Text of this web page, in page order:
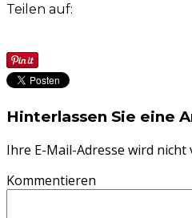
Teilen auf:
Hinterlassen Sie eine
Ihre E-Mail-Adresse wird
Kommentieren